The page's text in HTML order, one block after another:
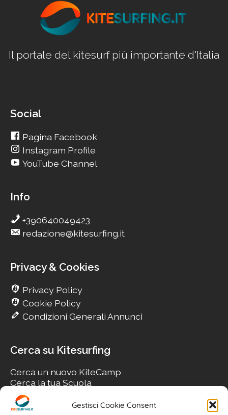
Gestisci Cookie Consent
Il portale del kitesurf più importante d'Italia
Social
Pagina Facebook
Instagram Profile
YouTube Channel
Info
+390640049423
redazione@kitesurfing.it
Privacy & Cookies
Privacy Policy
Cookie Policy
Condizioni Generali Annunci
Cerca su Kitesurfing
Cerca un nuovo KiteCamp
Cerca la tua Scuola
Cerca il tuo KiteSpot
Cerca Accommodation